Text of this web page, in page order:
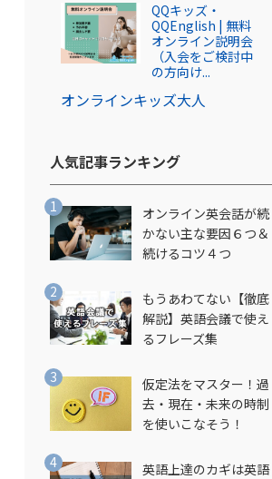
オンラインキッズ大人
QQキッズ・
QQEnglish | 無料
オンライン説明会
（入会をご検討中
の方向け...
人気記事ランキング​
オンライン英会話が続
かない主な要因６つ＆
続けるコツ４つ
もうあわてない【徹底
解説】英語会議で使え
るフレーズ集
仮定法をマスター！過
去・現在・未来の時制
を使いこなそう！
英語上達のカギは英語